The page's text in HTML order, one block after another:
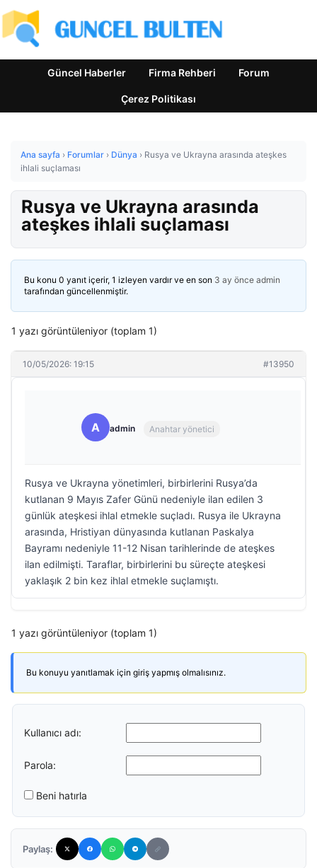
Güncel Haberler Firma Rehberi Forum
Çerez Politikası
Ana sayfa › Forumlar › Dünya › Rusya ve Ukrayna arasında ateşkes
ihlali suçlaması
Rusya ve Ukrayna arasında
ateşkes ihlali suçlaması
Bu konu 0 yanıt içerir, 1 izleyen vardır ve en son 3 ay önce admin
tarafından güncellenmiştir.
1 yazı görüntüleniyor (toplam 1)
10/05/2026: 19:15 #13950
A admin Anahtar yönetici
Rusya ve Ukrayna yönetimleri, birbirlerini Rusya’da
kutlanan 9 Mayıs Zafer Günü nedeniyle ilan edilen 3
günlük ateşkesi ihlal etmekle suçladı. Rusya ile Ukrayna
arasında, Hristiyan dünyasında kutlanan Paskalya
Bayramı nedeniyle 11-12 Nisan tarihlerinde de ateşkes
ilan edilmişti. Taraflar, birbirlerini bu süreçte ateşkesi
yaklaşık 2 bin kez ihlal etmekle suçlamıştı.
1 yazı görüntüleniyor (toplam 1)
Bu konuyu yanıtlamak için giriş yapmış olmalısınız.
Kullanıcı adı:
Parola:
Beni hatırla
Paylaş: